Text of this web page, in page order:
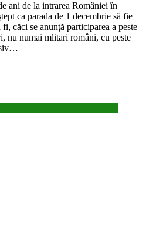
ani de la intrarea României în
ca parada de 1 decembrie să fie
căci se anunţă participarea a peste
nu numai mlitari români, cu peste